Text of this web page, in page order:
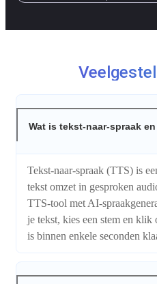
Wat is tekst-naar-spraak
Tekst-naar-spraak (TTS) is
tekst omzet in gesproken
TTS-tool met AI-
je tekst, kies een stem en
is binnen enkele seconden